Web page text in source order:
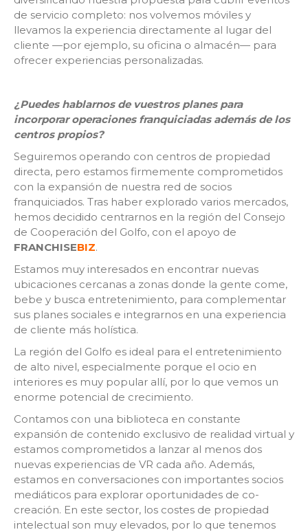
de servicio completo: nos volvemos móviles y
llevamos la experiencia directamente al lugar del
cliente —por ejemplo, su oficina o almacén— para
ofrecer experiencias personalizadas.
¿Puedes hablarnos de vuestros planes para
incorporar operaciones franquiciadas además de los
centros propios?
Seguiremos operando con centros de propiedad
directa, pero estamos firmemente comprometidos
con la expansión de nuestra red de socios
franquiciados. Tras haber explorado varios mercados,
hemos decidido centrarnos en la región del Consejo
de Cooperación del Golfo, con el apoyo de
FRANCHISEBIZ.
Estamos muy interesados en encontrar nuevas
ubicaciones cercanas a zonas donde la gente come,
bebe y busca entretenimiento, para complementar
sus planes sociales e integrarnos en una experiencia
de cliente más holística.
La región del Golfo es ideal para el entretenimiento
de alto nivel, especialmente porque el ocio en
interiores es muy popular allí, por lo que vemos un
enorme potencial de crecimiento.
Contamos con una biblioteca en constante
expansión de contenido exclusivo de realidad virtual y
estamos comprometidos a lanzar al menos dos
nuevas experiencias de VR cada año. Además,
estamos en conversaciones con importantes socios
mediáticos para explorar oportunidades de co-
creación. En este sector, los costes de propiedad
intelectual son muy elevados, por lo que tenemos